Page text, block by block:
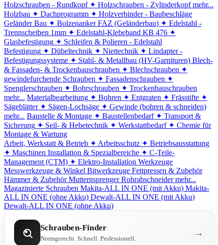
Holzschrauben - Rundkopf ✦ Holzschrauben - Zylinderkopf mehr...
Holzbau ✦ Dachprogramm ✦ Holzverbinder - Baubeschläge
Geländer Bau ✦ Bolzenanker FAZ (Geländerbau) ✦ Edelstahl -
Trennscheiben 1mm ✦ Edelstahl-Klebeband KB 476 ✦
Glasbefestigung ✦ Schleifen & Polieren - Edelstahl
Befestigung ✦ Dübeltechnik ✦ Niettechnik ✦ Lindapter -
Befestigungssysteme ✦ Stahl- & Metallbau (HV-Garnituren) Blech-
& Fassaden- & Trockenbauschrauben ✦ Blechschrauben ✦
gewindefurchende Schrauben ✦ Fassadenschrauben ✦
Spenglerschrauben ✦ Bohrschrauben ✦ Trockenbauschrauben
mehr... Materialbearbeitung ✦ Bohren ✦ Entgraten ✦ Frässtifte ✦
Sägeblätter ✦ Sägen-Lochsäge ✦ Gewinde (bohren & schneiden)
mehr... Baustelle & Montage ✦ Baustellenbedarf ✦ Transport &
Sicherung ✦ Seil- & Hebetechnik ✦ Werkstattbedarf ✦ Chemie für
Montage & Wartung
Arbeit, Werkstatt & Betrieb ✦ Arbeitsschutz ✦ Betriebsausstattung
✦ Maschinen Installation & Spezialbereiche ✦ C-Teile-
Management (CTM) ✦ Elektro-Installation Werkzeuge
Messwerkzeuge & Winkel Bitwerkzeuge Fettpressen & Zubehör
Hämmer & Zubehör Mutternsprenger Rohrabschneider mehr...
Magazinierte Schrauben Makita-ALL IN ONE (mit Akku) Makita-
ALL IN ONE (ohne Akku) Dewalt-ALL IN ONE (mit Akku)
Dewalt-ALL IN ONE (ohne Akku)
Schrauben-Finder
Normgerecht. Schnell. Professionell. →